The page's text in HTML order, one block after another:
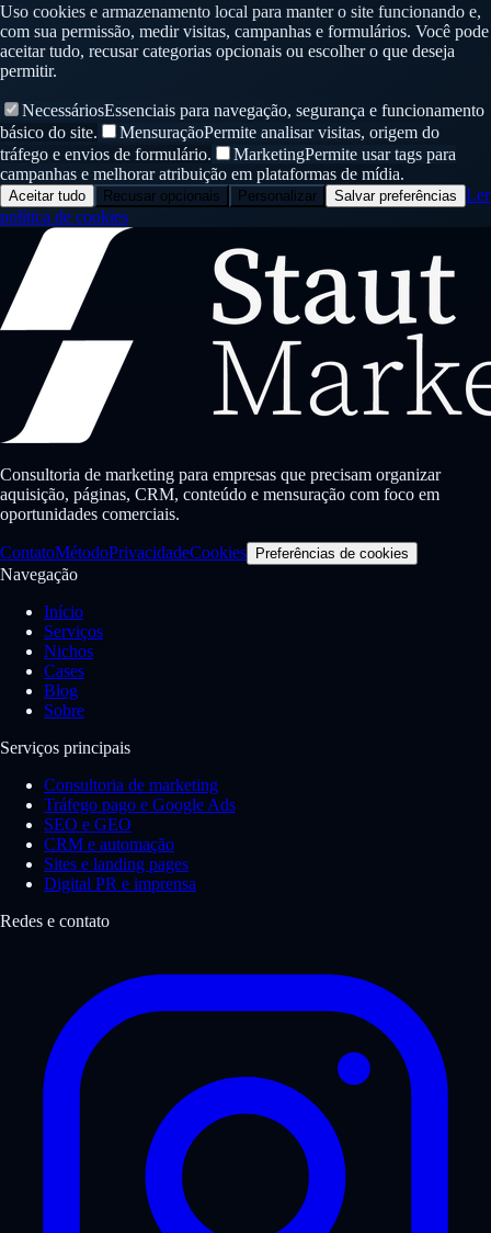
Uso cookies e armazenamento local para manter o site funcionando e,
com sua permissão, medir visitas, campanhas e formulários. Você pode
aceitar tudo, recusar categorias opcionais ou escolher o que deseja
permitir.
NecessáriosEssenciais para navegação, segurança e funcionamento
básico do site.
MensuraçãoPermite analisar visitas, origem do
tráfego e envios de formulário.
MarketingPermite usar tags para
campanhas e melhorar atribuição em plataformas de mídia.
Aceitar tudo Recusar opcionais Personalizar Salvar preferências Ler
política de cookies
Consultoria de marketing para empresas que precisam organizar
aquisição, páginas, CRM, conteúdo e mensuração com foco em
oportunidades comerciais.
ContatoMétodoPrivacidadeCookies Preferências de cookies
Navegação
Início
Serviços
Nichos
Cases
Blog
Sobre
Serviços principais
Consultoria de marketing
Tráfego pago e Google Ads
SEO e GEO
CRM e automação
Sites e landing pages
Digital PR e imprensa
Redes e contato